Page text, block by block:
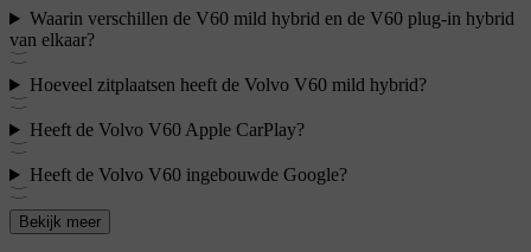
Waarin verschillen de V60 mild hybrid en de V60 plug-in hybrid
van elkaar?
Hoeveel zitplaatsen heeft de Volvo V60 mild hybrid?
Heeft de Volvo V60 Apple CarPlay?
Heeft de Volvo V60 ingebouwde Google?
Bekijk meer